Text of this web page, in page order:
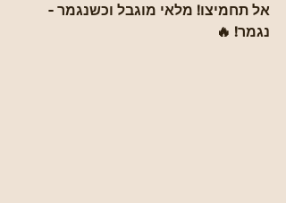
אל תחמיצו! מלאי מוגבל וכשנגמר -
נגמר! 🔥